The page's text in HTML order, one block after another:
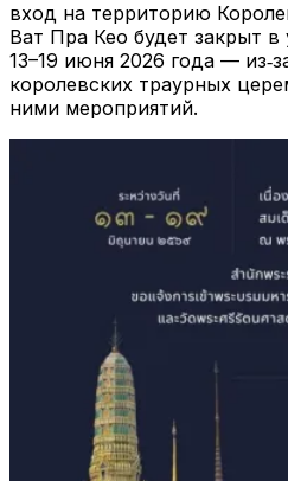
вход на территорию
Ват Пра Кео будет закрыт
13–19 июня 2026 года —
королевских траурных
ними мероприятий.